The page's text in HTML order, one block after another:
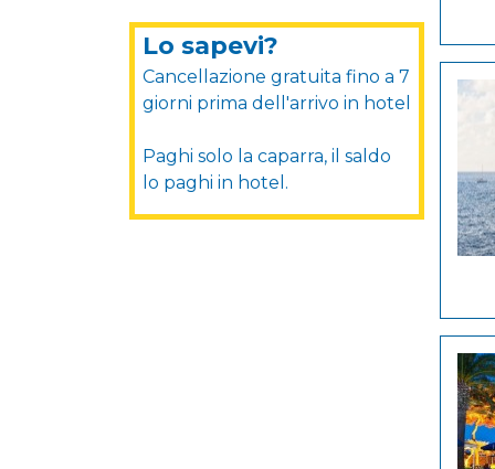
Lo sapevi?
Cancellazione gratuita fino a 7
giorni prima dell'arrivo in hotel
Paghi solo la caparra, il saldo
lo paghi in hotel.